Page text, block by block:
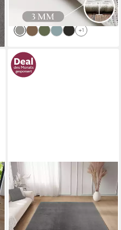
lieferbar - in 3-4 Werktagen bei dir
+1